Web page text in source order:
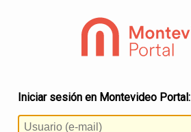
Iniciar sesión en Montevideo Portal: